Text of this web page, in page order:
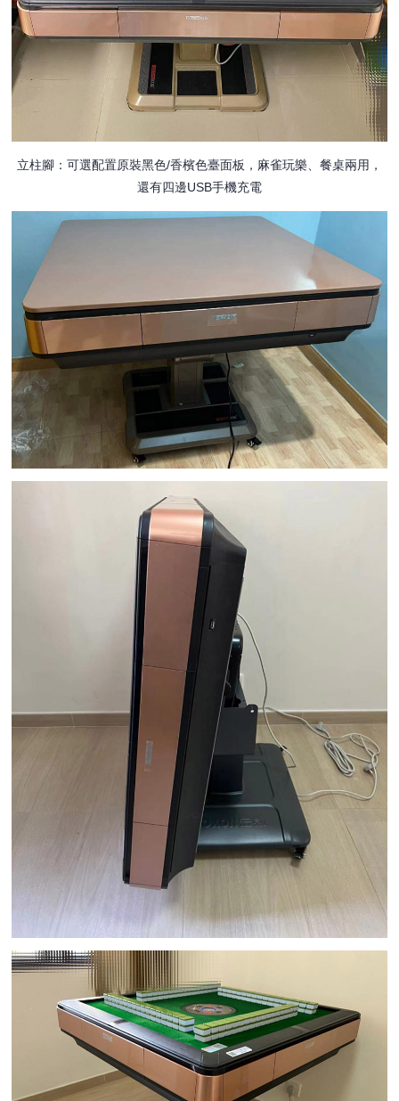
立柱腳：可選配置原裝黑色/香檳色臺面板，麻雀玩樂、餐桌兩用，
還有四邊USB手機充電